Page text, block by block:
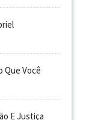
Que Você
E Justiça